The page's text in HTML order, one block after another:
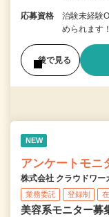
応募資格
治験未経験
められます！
後で見る
NEW
アンケートモニ
株式会社 クラウドワー
業務委託 登録制
美容系モニター募